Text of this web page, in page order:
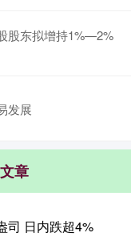
股东拟增持1%—2%
发展
章
司 日内跌超4%